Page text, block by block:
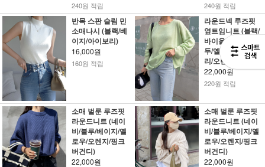
240원 적립 240원 적립
반목 스판 슬림 민
소매나시 (블랙/베
이지/아이보리)
16,000원
160원 적립
라운드넥 루즈핏
옆트임니트 (블랙/
바이올렛/핑크/연
두/옐로우/아이보
리/오렌지)
22,000원
220원 적립
소매 벌룬 루즈핏
라운드니트 (네이
비/블루/베이지/옐
로우/오렌지/핑크
버건디)
22,000원
소매 벌룬 루즈핏
라운드니트 (네이
비/블루/베이지/옐
로우/오렌지/핑크
버건디)
22,000원